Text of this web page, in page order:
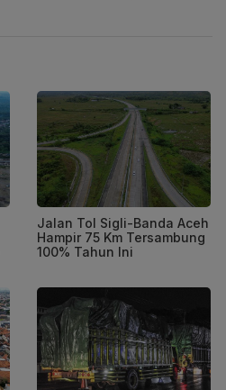
Jalan Tol Sigli-Banda Aceh
Hampir 75 Km Tersambung
100% Tahun Ini